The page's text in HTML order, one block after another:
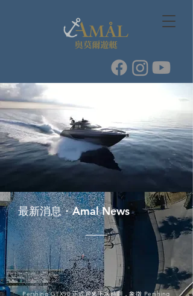
最新消息・Amal News
Pershing GTX90 正式迎來下水時刻，象徵 Pershing